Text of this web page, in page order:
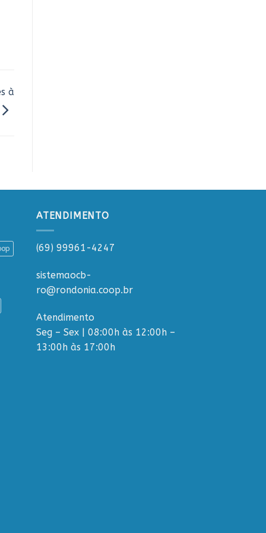
à
ATENDIMENTO
(69) 99961-4247
sistemaocb-
ro@rondonia.coop.br
Atendimento
Seg – Sex | 08:00h às 12:00h –
13:00h às 17:00h